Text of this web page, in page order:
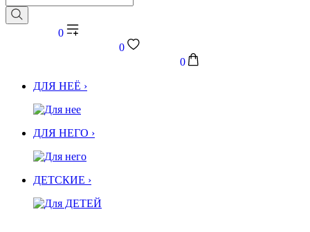
0
0
0
ДЛЯ НЕЁ ›
ДЛЯ НЕГО ›
ДЕТСКИЕ ›